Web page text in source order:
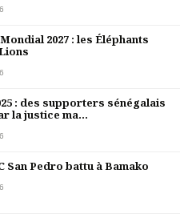
2027 : les Éléphants
: des supporters sénégalais
la justice ma...
San Pedro battu à Bamako